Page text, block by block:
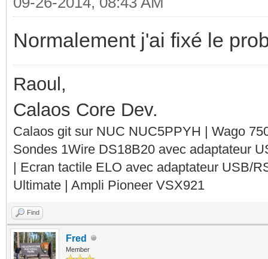
Normalement j'ai fixé le
Raoul,
Calaos Core Dev.
Calaos git sur NUC NUC5PPYH | Wago
Sondes 1Wire DS18B20 avec adaptateur
| Ecran tactile ELO avec adaptateur USB/
Ultimate | Ampli Pioneer VSX921
Find
Fred
Member